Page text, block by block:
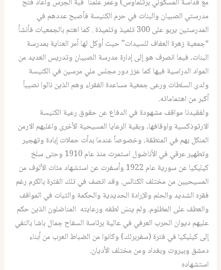
مع قداسة المسكوني برثلماوس) وعمّر علمنا قبة الجرس وأعاد فتح
مدرستي الصبيان والبنات في حرم الكنيسة فأصبح عددهم في
المدرستين يربو على 300 تلميذ وتلميذة . كما اهتم بالجمعيات فأنشأ
“جمعية زهرة العفاف للسيدات” حيث أوكل لها أمر العناية بمدرسة
البنات، فيما انصرف هو إلى إدارة مدرسة الصبيان وتدريس العديد من
المواد الدراسية فيها كما عزز دور مجلس ملي مرسين في الكنيسة
ولدى السلطات ورعى جمعية مساعدة الفقراء وهم الذين نالوا نصيباً
أكبر من اهتماماته.
ولفقيدنا مواقف مشهودة في الدفاع عن حقوق رعية الكنيسة
الارثوذكسية واوقافها، وبقية الرعايا المسيحية الأخرى واغلبهم الارمن
المنكل بهم في المنطقة، وخصوصاً عندما بدأت حملات إبادة وتهجير
وتطهير عرقي في الأناضول استمرت منذ عام 1910 وحتى سلخ
كيليكيا عن سورية عام 1922 وأسفرت عن استشهاد مئات الألوف من
المسيحيين من مختلف الكنائس. وقد اتصف في تلك الفترة بالكرم رغم
فقره الشديد والحلم والإرادة الحديدية والحكمة والثبات في المواقف
والعطف على المظلوم. ولم ينسَ لطفه ورعايته المناضلون الذين حكم
عليهم ديوان الحرب العرفي في عالية برئاسة السفاح جمال باشا بالنفي
إلى كيليكيا في فترة (سفربرلك) وكانوا من الضباط العرب من أبناء
دمشق وبيروت وبغداد ومن مختلف الأديان.
استشهاده